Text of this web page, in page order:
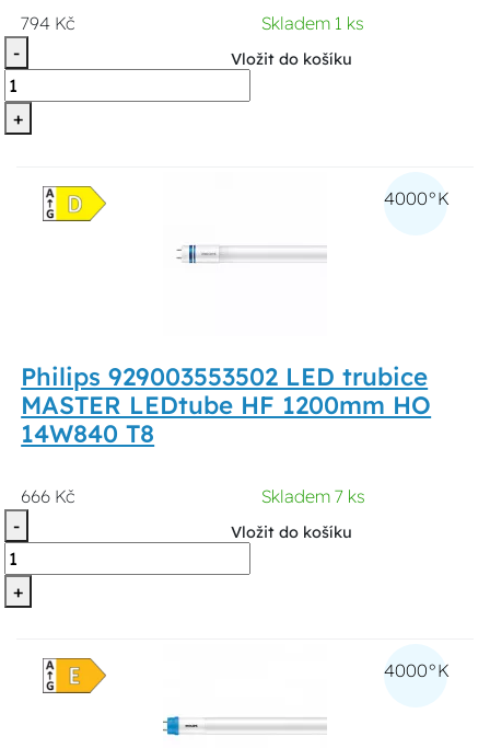
794 Kč
Skladem 1 ks
-
+
Vložit do košíku
4000°K
Philips 929003553502 LED trubice
MASTER LEDtube HF 1200mm HO
14W840 T8
666 Kč
Skladem 7 ks
-
+
Vložit do košíku
4000°K